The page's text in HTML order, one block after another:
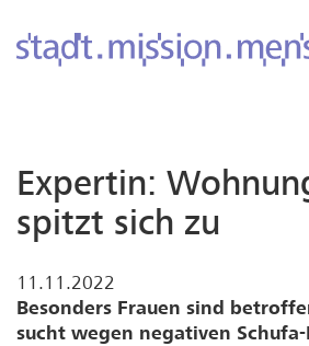
Expertin:
spitzt sich zu
11.11.2022
Besonders Frauen sind
sucht wegen negativen